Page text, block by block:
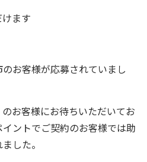
ます
お客様が応募されていまし
お客様にお待ちいただいてお
ントでご契約のお客様では助
した。